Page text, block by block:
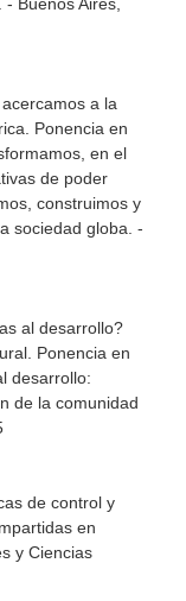
a la
Ponencia en
en el
de poder
construimos y
sociedad globa. -
al desarrollo?
Ponencia en
desarrollo:
de la comunidad
de control y
en
y Ciencias